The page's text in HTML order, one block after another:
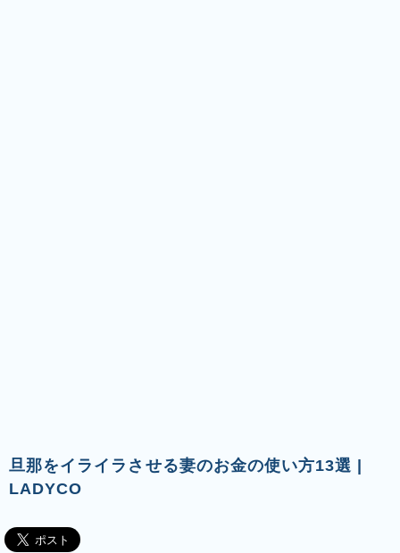
旦那をイライラさせる妻のお金の使い方13選 |
LADYCO